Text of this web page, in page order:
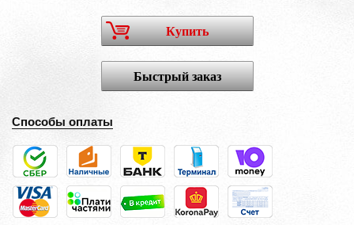
Купить
Быстрый заказ
Способы оплаты